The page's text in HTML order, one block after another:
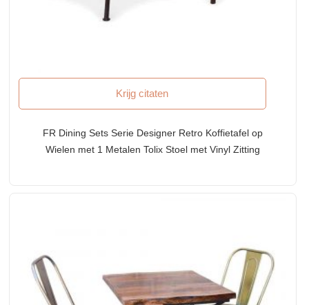
Krijg citaten
FR Dining Sets Serie Designer Retro Koffietafel op
Wielen met 1 Metalen Tolix Stoel met Vinyl Zitting